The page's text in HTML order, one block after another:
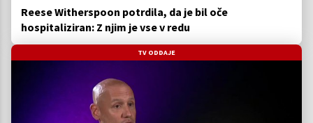
Reese Witherspoon potrdila, da je bil oče
hospitaliziran: Z njim je vse v redu
TV ODDAJE